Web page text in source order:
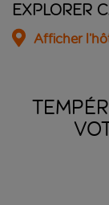
Explorer
Afficher